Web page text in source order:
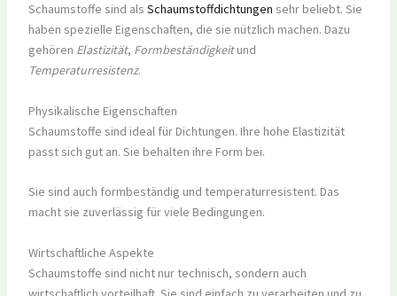
Schaumstoffe sind als Schaumstoffdichtungen sehr beliebt. Sie
haben spezielle Eigenschaften, die sie nützlich machen. Dazu
gehören Elastizität, Formbeständigkeitund
Temperaturresistenz.
Physikalische Eigenschaften
Schaumstoffe sind ideal für Dichtungen. Ihre hohe Elastizität
passt sich gut an. Sie behalten ihre Form bei.
Sie sind auch formbeständig und temperaturresistent. Das
macht sie zuverlässig für viele Bedingungen.
Wirtschaftliche Aspekte
Schaumstoffe sind nicht nur technisch, sondern auch